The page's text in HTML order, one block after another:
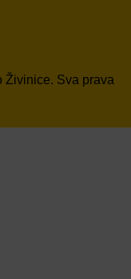
Živinice. Sva prava